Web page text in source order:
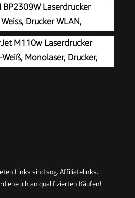
BP2309W Laserdrucker
Drucker WLAN,
Klein für Heim & Büro,
Seiten-Start-
M110w Laserdrucker
Monolaser, Drucker,
Links sind sog. Affiliatelinks.
ich an qualifizierten Käufen!